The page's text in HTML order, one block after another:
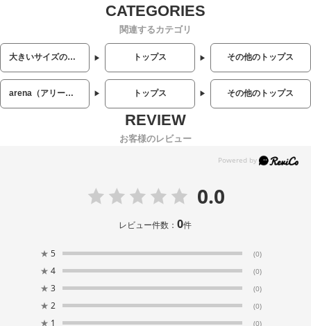
関連するカテゴリ
大きいサイズのメンズ服 トップス その他のトップス
arena（アリーナ） トップス その他のトップス
お客様のレビュー
0.0
レビュー件数：0件
★ 5 (0)
★ 4 (0)
★ 3 (0)
★ 2 (0)
★ 1 (0)